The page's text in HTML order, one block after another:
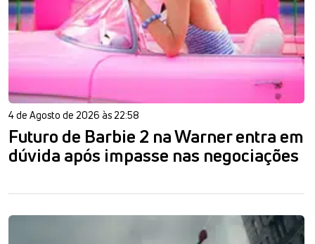
4 de Agosto de 2026 às 22:58
Futuro de Barbie 2 na Warner entra em
dúvida após impasse nas negociações